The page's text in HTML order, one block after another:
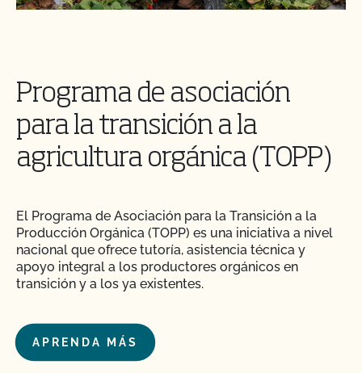
Programa de asociación
para la transición a la
agricultura orgánica (TOPP)
El Programa de Asociación para la Transición a la
Producción Orgánica (TOPP) es una iniciativa a nivel
nacional que ofrece tutoría, asistencia técnica y
apoyo integral a los productores orgánicos en
transición y a los ya existentes.
APRENDA MÁS